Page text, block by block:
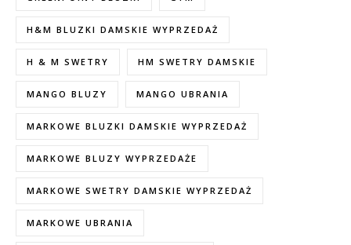
H&M BLUZKI DAMSKIE WYPRZEDAŻ
H & M SWETRY HM SWETRY DAMSKIE
MANGO BLUZY MANGO UBRANIA
MARKOWE BLUZKI DAMSKIE WYPRZEDAŻ
MARKOWE BLUZY WYPRZEDAŻE
MARKOWE SWETRY DAMSKIE WYPRZEDAŻ
MARKOWE UBRANIA